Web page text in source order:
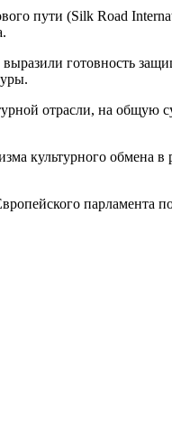
пути (Silk Road
готовность
отрасли, на
культурного обмена
парламента